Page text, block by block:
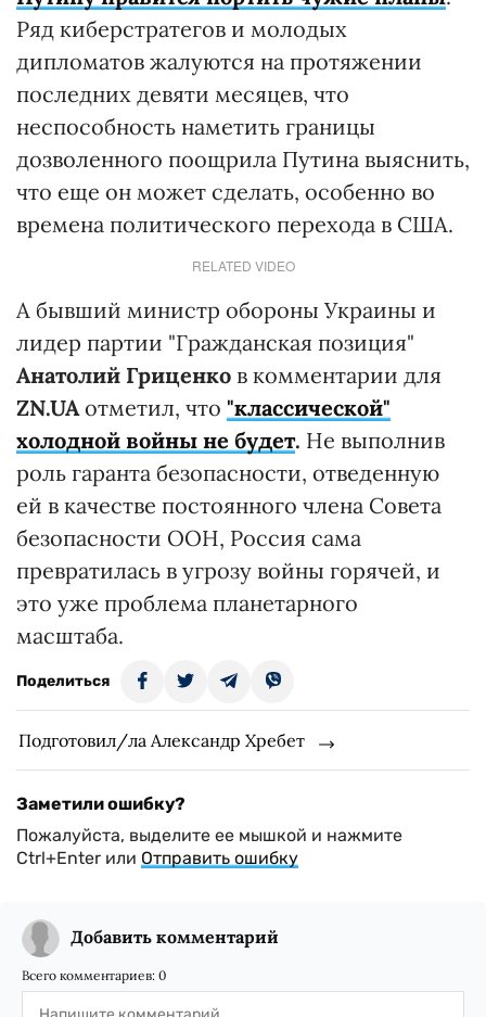
Ряд киберстратегов и молодых
дипломатов жалуются на протяжении
последних девяти месяцев, что
неспособность наметить границы
дозволенного поощрила Путина выяснить,
что еще он может сделать, особенно во
времена политического перехода в США.
RELATED VIDEO
А бывший министр обороны Украины и
лидер партии "Гражданская позиция"
Анатолий Гриценко в комментарии для
ZN.UAотметил, что "классической"
холодной войны не будет. Не выполнив
роль гаранта безопасности, отведенную
ей в качестве постоянного члена Совета
безопасности ООН, Россия сама
превратилась в угрозу войны горячей, и
это уже проблема планетарного
масштаба.
Поделиться
Подготовил/ла Александр Хребет
Заметили ошибку?
Пожалуйста, выделите ее мышкой и нажмите
Ctrl+Enter или Отправить ошибку
Добавить комментарий
Всего комментариев: 0